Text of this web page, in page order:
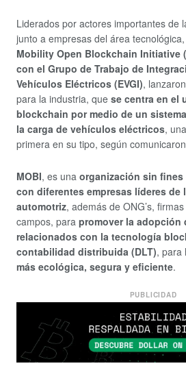
Liderados por actores importantes de
junto a empresas del área
Mobility Open Blockchain Initiative
con el Grupo de Trabajo de
Vehículos Eléctricos (EVGI),
para la industria, que se centra en el
blockchain por medio de un
la carga de vehículos eléctricos,
primera en su tipo, según
MOBI, es una organización sin
con diferentes empresas líderes de
automotriz, además de ONG’s,
campos, para promover la adopción
relacionados con la tecnología
contabilidad distribuida (DLT), para
más ecológica, segura y eficiente.
PUBLICIDAD